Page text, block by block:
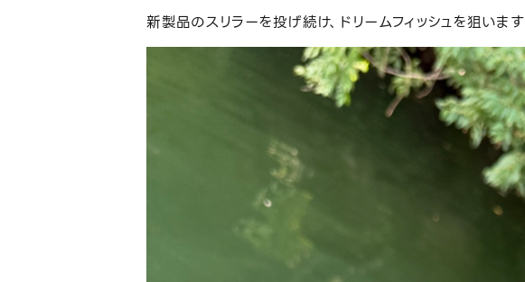
新製品のスリラーを投げ続け、ドリームフィッシュを狙います